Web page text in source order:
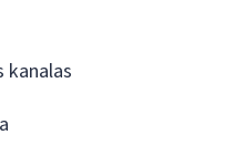
kanalas